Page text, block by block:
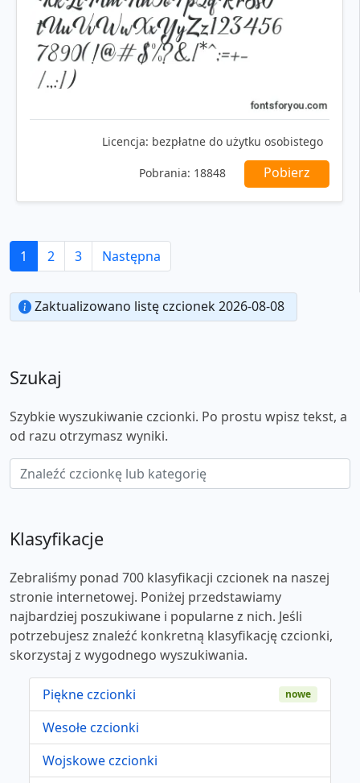
Licencja: bezpłatne do użytku osobistego
Pobrania: 18848 Pobierz
1 2 3 Następna
Zaktualizowano listę czcionek 2026-08-08
Szukaj
Szybkie wyszukiwanie czcionki. Po prostu wpisz tekst, a
od razu otrzymasz wyniki.
Klasyfikacje
Zebraliśmy ponad 700 klasyfikacji czcionek na naszej
stronie internetowej. Poniżej przedstawiamy
najbardziej poszukiwane i popularne z nich. Jeśli
potrzebujesz znaleźć konkretną klasyfikację czcionki,
skorzystaj z wygodnego wyszukiwania.
Piękne czcionki nowe
Wesołe czcionki
Wojskowe czcionki